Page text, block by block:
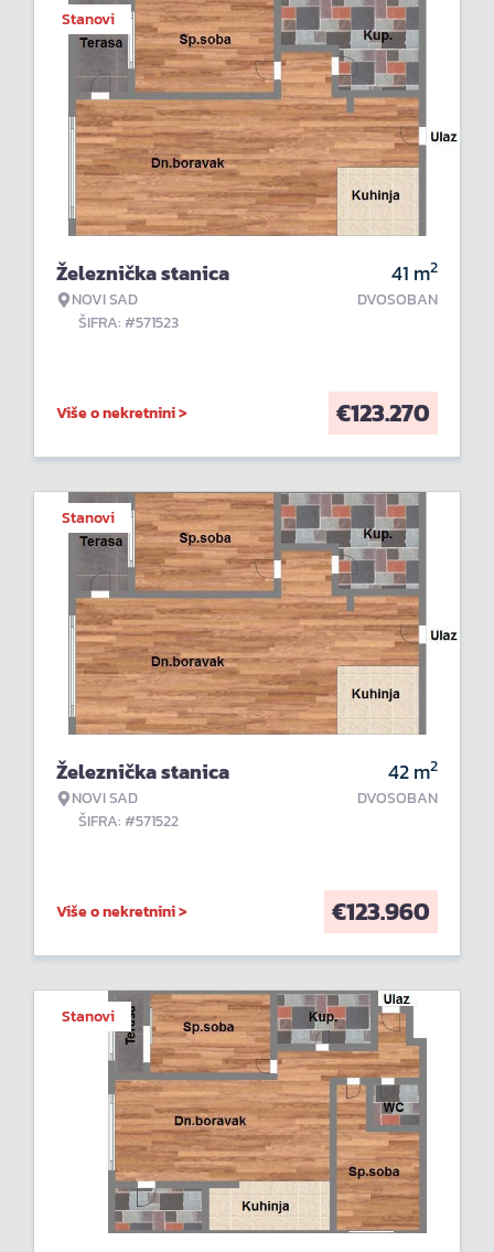
Stanovi
Železnička stanica
NOVI SAD
ŠIFRA: #571523
41 m2
DVOSOBAN
Više o nekretnini > €123.270
Stanovi
Železnička stanica
NOVI SAD
ŠIFRA: #571522
42m2
DVOSOBAN
Više o nekretnini > €123.960
Stanovi